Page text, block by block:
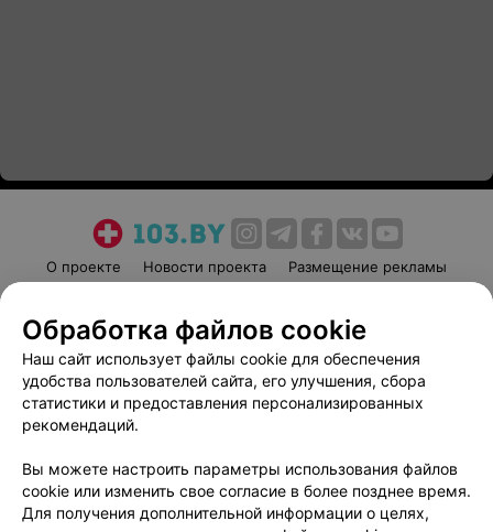
О проекте Новости проекта
Размещение рекламы
Пользовательское соглашение
Способы оплаты
Вакансии
Партнеры
Написать руководителю 103.by
Обработка персональных данных
Обработка файлов cookie
Наш сайт использует файлы cookie для обеспечения
удобства пользователей сайта, его улучшения, сбора
статистики и предоставления персонализированных
рекомендаций.
Вы можете настроить параметры использования файлов
cookie или изменить свое согласие в более позднее время.
Для получения дополнительной информации о целях,